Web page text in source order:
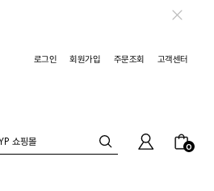
로그인 회원가입 주문조회 고객센터
0